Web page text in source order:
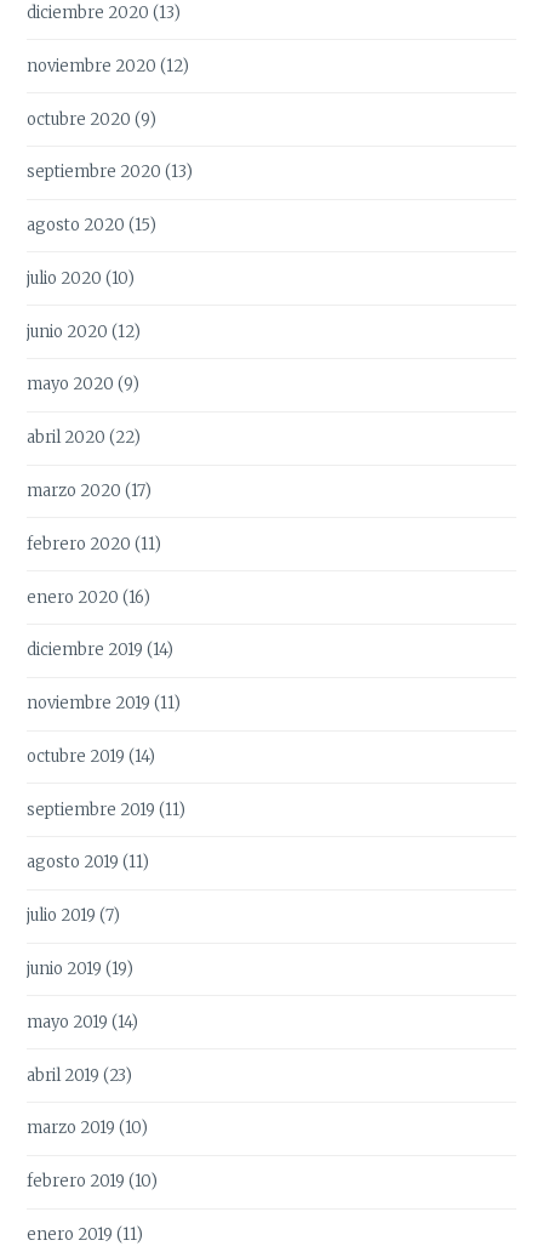
diciembre 2020 (13)
noviembre 2020 (12)
octubre 2020 (9)
septiembre 2020 (13)
agosto 2020 (15)
julio 2020 (10)
junio 2020 (12)
mayo 2020 (9)
abril 2020 (22)
marzo 2020 (17)
febrero 2020 (11)
enero 2020 (16)
diciembre 2019 (14)
noviembre 2019 (11)
octubre 2019 (14)
septiembre 2019 (11)
agosto 2019 (11)
julio 2019 (7)
junio 2019 (19)
mayo 2019 (14)
abril 2019 (23)
marzo 2019 (10)
febrero 2019 (10)
enero 2019 (11)